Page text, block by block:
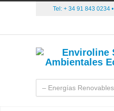
Tel: + 34 91 843 0234 •